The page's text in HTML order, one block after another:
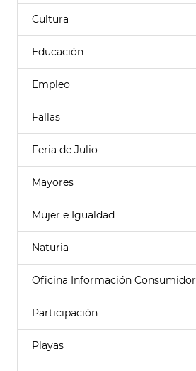
Cultura
Educación
Empleo
Fallas
Feria de Julio
Mayores
Mujer e Igualdad
Naturia
Oficina Información Consumidor
Participación
Playas